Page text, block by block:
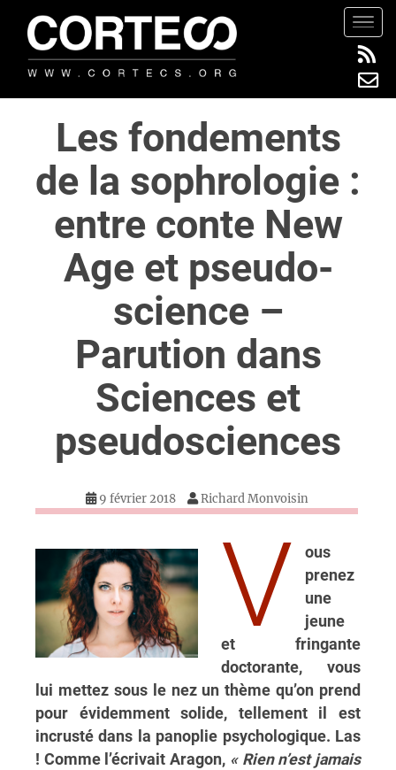
t
Les fondements
de la sophrologie :
entre conte New
Age et pseudo-
science –
Parution dans
Sciences et
pseudosciences
9 février 2018 Richard Monvoisin
V
ous
prenez
une
jeune
et fringante
doctorante, vous
lui mettez sous le nez un thème qu’on prend
pour évidemment solide, tellement il est
incrusté dans la panoplie psychologique. Las
! Comme l’écrivait Aragon, « Rien n’est jamais